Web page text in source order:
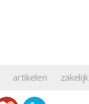
artikelen zakelijk